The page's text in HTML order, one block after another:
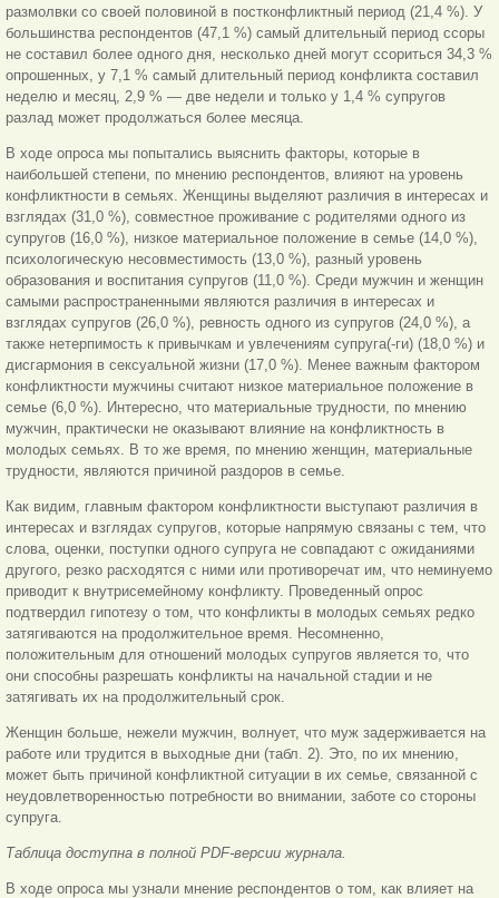
размолвки со своей половиной в постконфликтный период (21,4 %). У
большинства респондентов (47,1 %) самый длительный период ссоры
не составил более одного дня, несколько дней могут ссориться 34,3 %
опрошенных, у 7,1 % самый длительный период конфликта составил
неделю и месяц, 2,9 % — две недели и только у 1,4 % супругов
разлад может продолжаться более месяца.
В ходе опроса мы попытались выяснить факторы, которые в
наибольшей степени, по мнению респондентов, влияют на уровень
конфликтности в семьях. Женщины выделяют различия в интересах и
взглядах (31,0 %), совместное проживание с родителями одного из
супругов (16,0 %), низкое материальное положение в семье (14,0 %),
психологическую несовместимость (13,0 %), разный уровень
образования и воспитания супругов (11,0 %). Среди мужчин и женщин
самыми распространенными являются различия в интересах и
взглядах супругов (26,0 %), ревность одного из супругов (24,0 %), а
также нетерпимость к привычкам и увлечениям супруга(-ги) (18,0 %) и
дисгармония в сексуальной жизни (17,0 %). Менее важным фактором
конфликтности мужчины считают низкое материальное положение в
семье (6,0 %). Интересно, что материальные трудности, по мнению
мужчин, практически не оказывают влияние на конфликтность в
молодых семьях. В то же время, по мнению женщин, материальные
трудности, являются причиной раздоров в семье.
Как видим, главным фактором конфликтности выступают различия в
интересах и взглядах супругов, которые напрямую связаны с тем, что
слова, оценки, поступки одного супруга не совпадают с ожиданиями
другого, резко расходятся с ними или противоречат им, что неминуемо
приводит к внутрисемейному конфликту. Проведенный опрос
подтвердил гипотезу о том, что конфликты в молодых семьях редко
затягиваются на продолжительное время. Несомненно,
положительным для отношений молодых супругов является то, что
они способны разрешать конфликты на начальной стадии и не
затягивать их на продолжительный срок.
Женщин больше, нежели мужчин, волнует, что муж задерживается на
работе или трудится в выходные дни (табл. 2). Это, по их мнению,
может быть причиной конфликтной ситуации в их семье, связанной с
неудовлетворенностью потребности во внимании, заботе со стороны
супруга.
Таблица доступна в полной PDF-версии журнала.
В ходе опроса мы узнали мнение респондентов о том, как влияет на